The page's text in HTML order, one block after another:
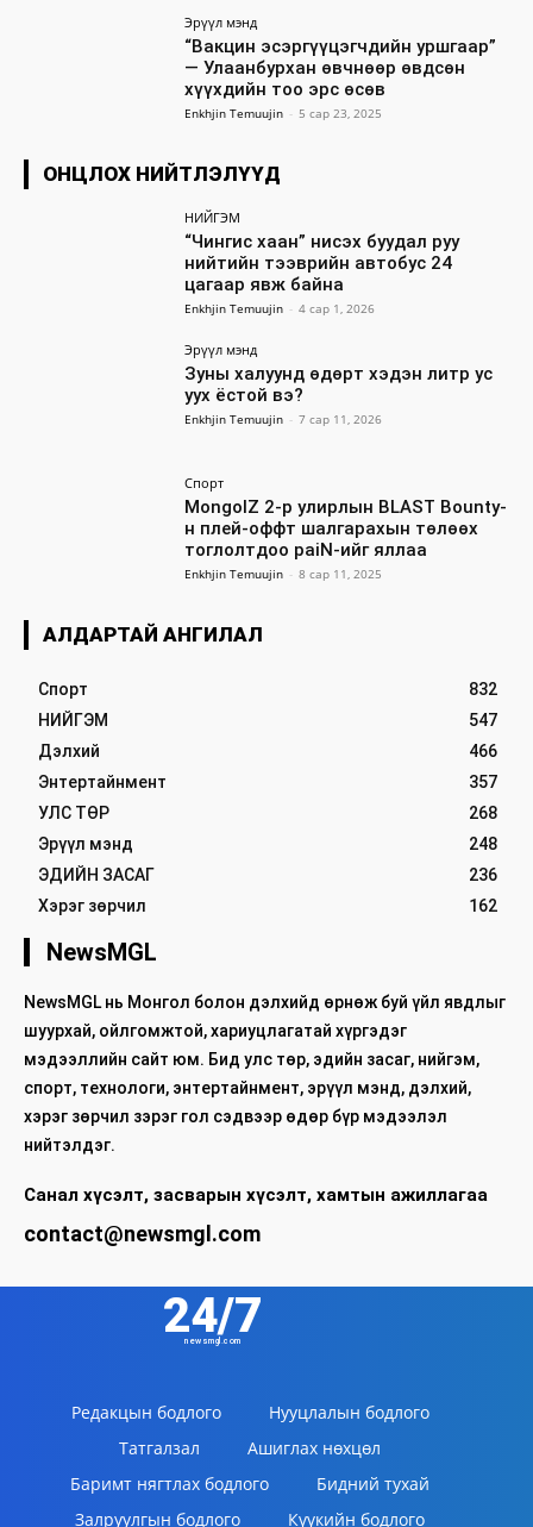
Эрүүл мэнд
“Вакцин эсэргүүцэгчдийн уршгаар”
— Улаанбурхан өвчнөөр өвдсөн
хүүхдийн тоо эрс өсөв
Enkhjin Temuujin - 5 сар 23, 2025
ОНЦЛОХ НИЙТЛЭЛҮҮД
НИЙГЭМ
“Чингис хаан” нисэх буудал руу
нийтийн тээврийн автобус 24
цагаар явж байна
Enkhjin Temuujin - 4 сар 1, 2026
Эрүүл мэнд
Зуны халуунд өдөрт хэдэн литр ус
уух ёстой вэ?
Enkhjin Temuujin - 7 сар 11, 2026
Спорт
MongolZ 2-р улирлын BLAST Bounty-
н плей-оффт шалгарахын төлөөх
тоглолтдоо paiN-ийг яллаа
Enkhjin Temuujin - 8 сар 11, 2025
АЛДАРТАЙ АНГИЛАЛ
Спорт
832
НИЙГЭМ
547
Дэлхий
466
Энтертайнмент
357
УЛС ТӨР
268
Эрүүл мэнд
248
ЭДИЙН ЗАСАГ
236
Хэрэг зөрчил
162
NewsMGL
NewsMGL нь Монгол болон дэлхийд өрнөж буй үйл явдлыг
шуурхай, ойлгомжтой, хариуцлагатай хүргэдэг
мэдээллийн сайт юм. Бид улс төр, эдийн засаг, нийгэм,
спорт, технологи, энтертайнмент, эрүүл мэнд, дэлхий,
хэрэг зөрчил зэрэг гол сэдвээр өдөр бүр мэдээлэл
нийтэлдэг.
Санал хүсэлт, засварын хүсэлт, хамтын ажиллагаа
contact@newsmgl.com
24/7
newsmgl.com
Редакцын бодлого
Нууцлалын бодлого
Татгалзал
Ашиглах нөхцөл
Баримт нягтлах бодлого
Бидний тухай
Залруулгын бодлого
Күүкийн бодлого